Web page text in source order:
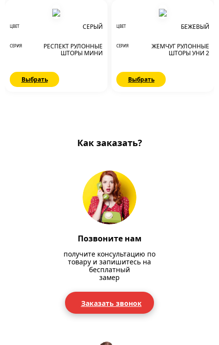
ЦВЕТ СЕРЫЙ
СЕРИЯ
РЕСПЕКТ РУЛОННЫЕ
ШТОРЫ МИНИ
Выбрать
ЦВЕТ БЕЖЕВЫЙ
СЕРИЯ
ЖЕМЧУГ РУЛОННЫЕ
ШТОРЫ УНИ 2
Выбрать
Как заказать?
Позвоните нам
получите консультацию по
товару и запишитесь на
бесплатный
замер
Заказать звонок